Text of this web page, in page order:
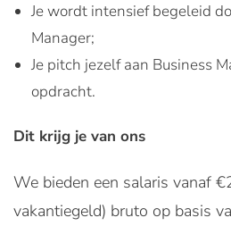
Je wordt intensief begeleid
Manager;
Je pitch jezelf aan Business
opdracht.
Dit krijg je van ons
We bieden een salaris vanaf
vakantiegeld) bruto op basis